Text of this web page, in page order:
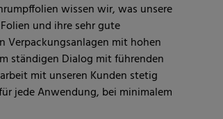
wissen wir, was unsere
und ihre sehr gute
Verpackungsanlagen mit hohen
ständigen Dialog mit führenden
mit unseren Kunden stetig
jede Anwendung, bei minimalem